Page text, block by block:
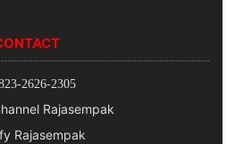
2626-2305
Rajasempak
Rajasempak